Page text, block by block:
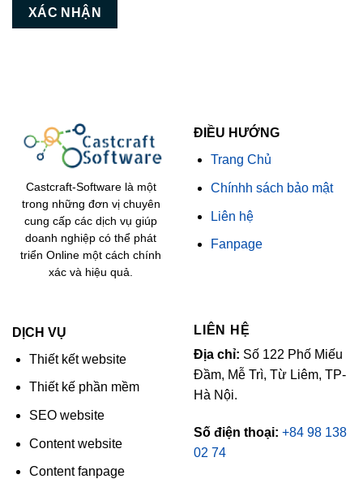
Castcraft-Software là một
trong những đơn vị chuyên
cung cấp các dịch vụ giúp
doanh nghiệp có thể phát
triển Online một cách chính
xác và hiệu quả.
ĐIỀU HƯỚNG
Trang Chủ
Chínhh sách bảo mật
Liên hệ
Fanpage
DỊCH VỤ
Thiết kết website
Thiết kế phần mềm
SEO website
Content website
Content fanpage
LIÊN HỆ
Địa chỉ: Số 122 Phố Miếu
Đầm, Mễ Trì, Từ Liêm, TP-
Hà Nội.
Số điện thoại: +84 98 138
02 74